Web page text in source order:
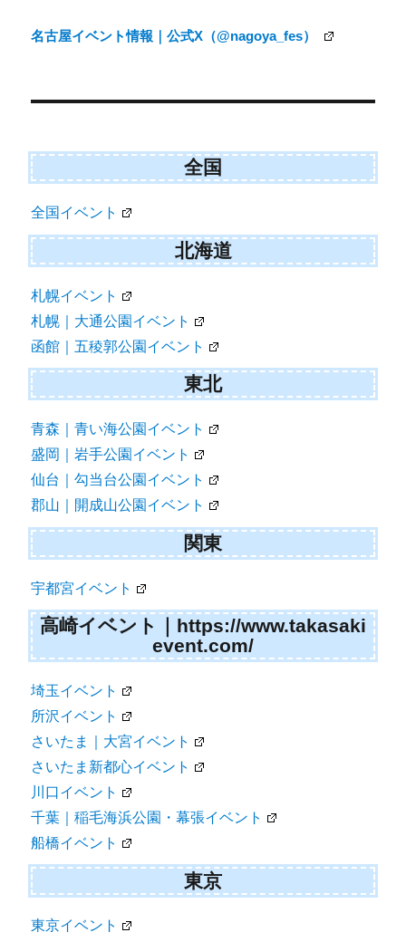
ビ
ー
ョ
ン
名古屋イベント情報｜公式X（@nagoya_fes）
全国
全国イベント
北海道
札幌イベント
札幌｜大通公園イベント
函館｜五稜郭公園イベント
東北
青森｜青い海公園イベント
盛岡｜岩手公園イベント
仙台｜勾当台公園イベント
郡山｜開成山公園イベント
関東
宇都宮イベント
高崎イベント｜https://www.takasaki
event.com/
埼玉イベント
所沢イベント
さいたま｜大宮イベント
さいたま新都心イベント
川口イベント
千葉｜稲毛海浜公園・幕張イベント
船橋イベント
東京
東京イベント